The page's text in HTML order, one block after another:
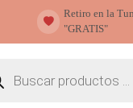
Retiro en la
"GRATIS"